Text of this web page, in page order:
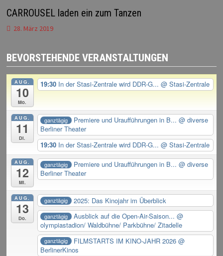
CARROUSEL laden ein zum Tanzen
28. März 2019
BEVORSTEHENDE VERANSTALTUNGEN
AUG.
10
Mo.
19:30 In der Stasi-Zentrale wird DDR-G...@ Stasi-Zentrale
AUG.
11
Di.
ganztägig Premiere und Uraufführungen in B... @ diverse
Berliner Theater
19:30 In der Stasi-Zentrale wird DDR-G...@ Stasi-Zentrale
AUG.
12
Mi.
ganztägig Premiere und Uraufführungen in B... @ diverse
Berliner Theater
AUG.
13
Do.
ganztägig 2025: Das Kinojahr im Überblick
ganztägig Ausblick auf die Open-Air-Saison... @
olympiastadion/ Waldbühne/ Parkbühne/ Zitadelle
ganztägig FILMSTARTS IM KINO-JAHR 2026 @
BerlinerKinos